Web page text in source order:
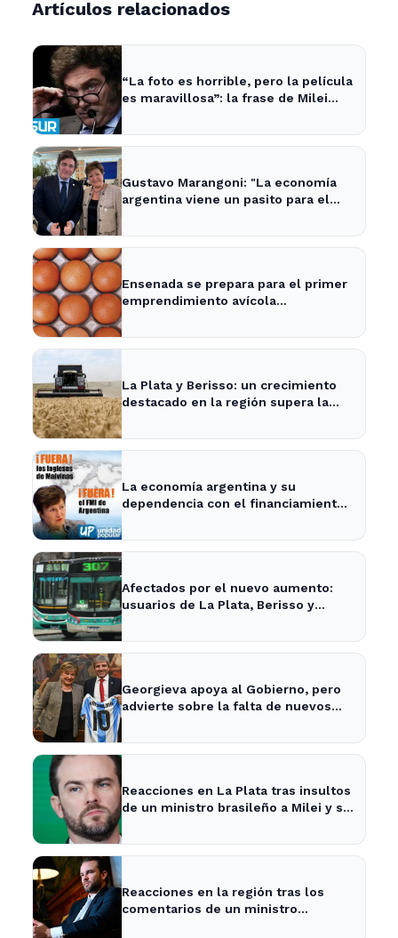
Artículos relacionados
“La foto es horrible, pero la película
es maravillosa”: la frase de Milei
Gustavo Marangoni: "La economía
argentina viene un pasito para el
Ensenada se prepara para el primer
emprendimiento avícola
La Plata y Berisso: un crecimiento
destacado en la región supera la
La economía argentina y su
dependencia con el financiamiento
Afectados por el nuevo aumento:
usuarios de La Plata, Berisso y
Georgieva apoya al Gobierno, pero
advierte sobre la falta de nuevos
Reacciones en La Plata tras insultos
de un ministro brasileño a Milei y su
Reacciones en la región tras los
comentarios de un ministro